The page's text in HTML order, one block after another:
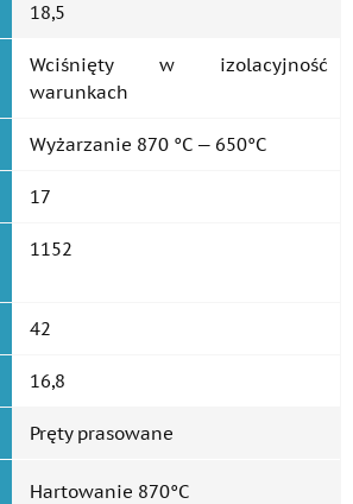
18,5
Wciśnięty w izolacyjność
warunkach
Wyżarzanie 870 °C — 650°C
17
1152
42
16,8
Pręty prasowane
Hartowanie 870°C